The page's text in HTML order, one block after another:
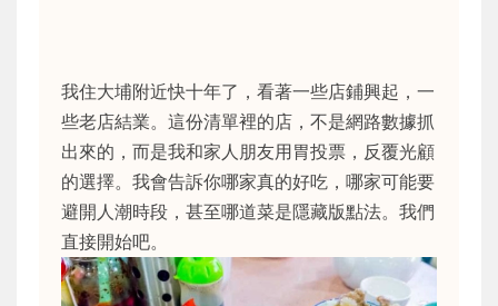
我住大埔附近快十年了，看著一些店鋪興起，一
些老店結業。這份清單裡的店，不是網路數據抓
出來的，而是我和家人朋友用胃投票，反覆光顧
的選擇。我會告訴你哪家真的好吃，哪家可能要
避開人潮時段，甚至哪道菜是隱藏版點法。我們
直接開始吧。